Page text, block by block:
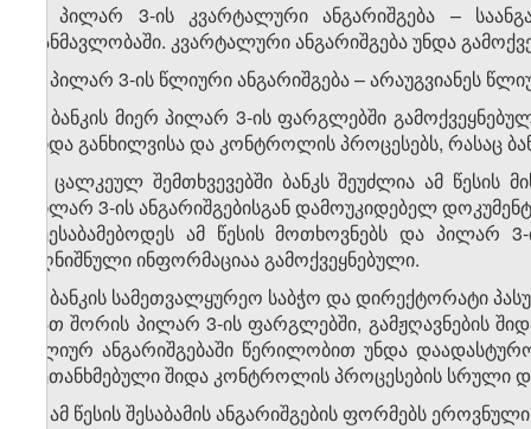
ა) პილარ 3-ის კვარტალური ანგარიშგება –
განმავლობაში. კვარტალური ანგარიშგება უნდა
ბ) პილარ 3-ის წლიური ანგარიშგება – არაუგვიანეს
6. ბანკის მიერ პილარ 3-ის ფარგლებში
შიდა განხილვისა და კონტროლის პროცესებს, რასაც
7. ცალკეულ შემთხვევებში ბანკს შეუძლია ამ
პილარ 3-ის ანგარიშგებისგან დამოუკიდებელ
შეესაბამებოდეს ამ წესის მოთხოვნებს და
აღნიშნული ინფორმაციაა გამოქვეყნებული.
8. ბანკის სამეთვალყურეო საბჭო და დირექტორატი
მათ შორის პილარ 3-ის ფარგლებში, გამჟღავნების
წლიურ ანგარიშგებაში წერილობით უნდა
შეთანხმებული შიდა კონტროლის პროცესების სრული
ამ წესის შესაბამის ანგარიშგების ფორმებს